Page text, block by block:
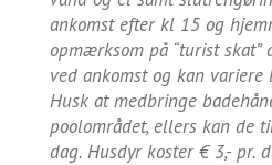
ankomst efter kl 15 og
opmærksom på “turist skat”
ved ankomst og kan
Husk at medbringe
poolområdet, ellers kan de
dag. Husdyr koster € 3,- pr.